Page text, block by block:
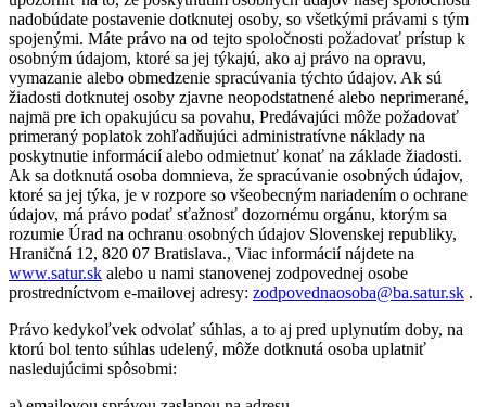
nadobúdate postavenie dotknutej osoby, so všetkými právami s tým
spojenými. Máte právo na od tejto spoločnosti požadovať prístup k
osobným údajom, ktoré sa jej týkajú, ako aj právo na opravu,
vymazanie alebo obmedzenie spracúvania týchto údajov. Ak sú
žiadosti dotknutej osoby zjavne neopodstatnené alebo neprimerané,
najmä pre ich opakujúcu sa povahu, Predávajúci môže požadovať
primeraný poplatok zohľadňujúci administratívne náklady na
poskytnutie informácií alebo odmietnuť konať na základe žiadosti.
Ak sa dotknutá osoba domnieva, že spracúvanie osobných údajov,
ktoré sa jej týka, je v rozpore so všeobecným nariadením o ochrane
údajov, má právo podať sťažnosť dozornému orgánu, ktorým sa
rozumie Úrad na ochranu osobných údajov Slovenskej republiky,
Hraničná 12, 820 07 Bratislava., Viac informácií nájdete na
www.satur.sk alebo u nami stanovenej zodpovednej osobe
prostredníctvom e-mailovej adresy: zodpovednaosoba@ba.satur.sk .
Právo kedykoľvek odvolať súhlas, a to aj pred uplynutím doby, na
ktorú bol tento súhlas udelený, môže dotknutá osoba uplatniť
nasledujúcimi spôsobmi: